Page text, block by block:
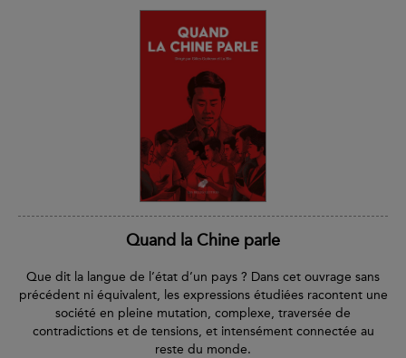
Quand la Chine parle
Que dit la langue de l’état d’un pays ? Dans cet ouvrage sans
précédent ni équivalent, les expressions étudiées racontent une
société en pleine mutation, complexe, traversée de
contradictions et de tensions, et intensément connectée au
reste du monde.